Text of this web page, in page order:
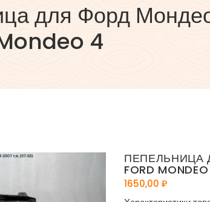
для Форд
4
ПЕПЕЛЬНИЦА
FORD
1650,00 ₽